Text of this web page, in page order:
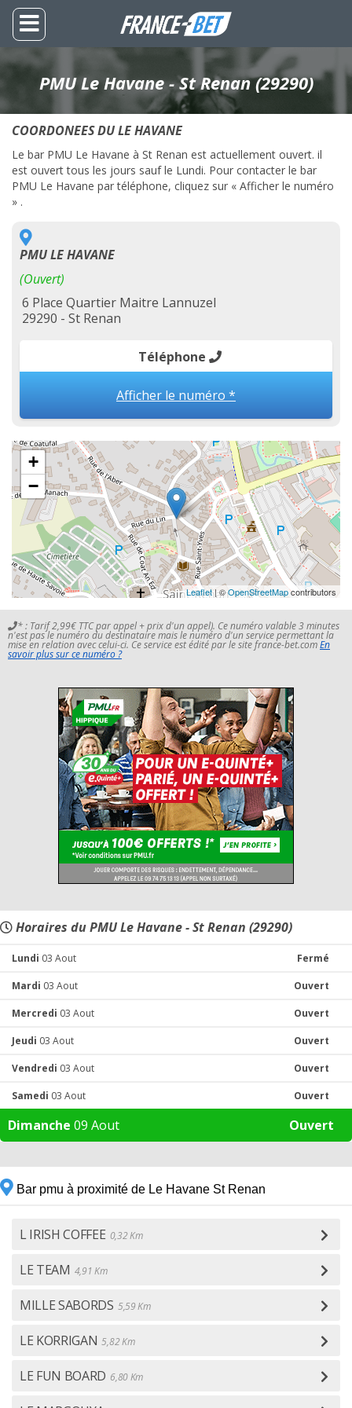
PMU Le Havane - St Renan (29290)
COORDONEES DU LE HAVANE
Le bar PMU Le Havane à St Renan est actuellement ouvert. il
est ouvert tous les jours sauf le Lundi. Pour contacter le bar
PMU Le Havane par téléphone, cliquez sur « Afficher le numéro
» .
PMU LE HAVANE
(Ouvert)
6 Place Quartier Maitre Lannuzel
29290 - St Renan
Téléphone
Afficher le numéro *
+
−
Leaflet| ©OpenStreetMapcontributors
* : Tarif 2,99€ TTC par appel + prix d'un appel). Ce numéro valable 3 minutes
n'est pas le numéro du destinataire mais le numéro d'un service permettant la
mise en relation avec celui-ci. Ce service est édité par le site france-bet.comEn
savoir plus sur ce numéro ?
Horaires du PMU Le Havane - St Renan (29290)
Lundi 03 Aout Fermé
Mardi 03 Aout Ouvert
Mercredi 03 Aout Ouvert
Jeudi 03 Aout Ouvert
Vendredi 03 Aout Ouvert
Samedi 03 Aout Ouvert
Dimanche 09 Aout Ouvert
Bar pmu à proximité de Le Havane St Renan
L IRISH COFFEE 0,32 Km
LE TEAM 4,91 Km
MILLE SABORDS 5,59 Km
LE KORRIGAN 5,82 Km
LE FUN BOARD 6,80 Km